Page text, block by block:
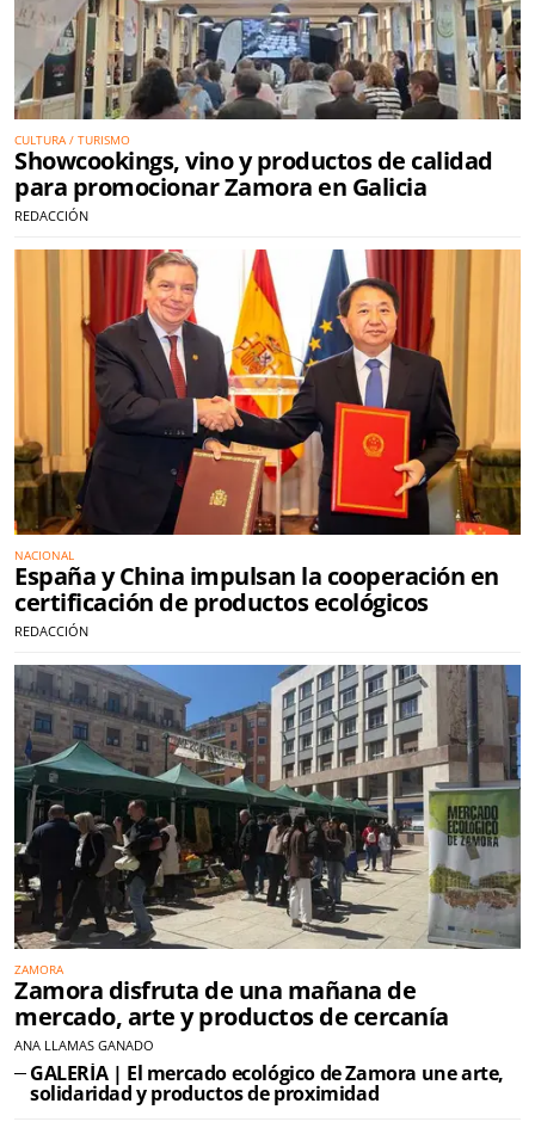
CULTURA / TURISMO
Showcookings, vino y productos de calidad
para promocionar Zamora en Galicia
REDACCIÓN
NACIONAL
España y China impulsan la cooperación en
certificación de productos ecológicos
REDACCIÓN
ZAMORA
Zamora disfruta de una mañana de
mercado, arte y productos de cercanía
ANA LLAMAS GANADO
GALERÍA | El mercado ecológico de Zamora une arte,
solidaridad y productos de proximidad